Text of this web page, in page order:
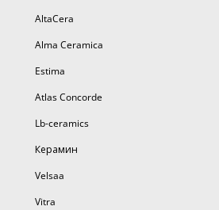
AltaCera
Alma Ceramica
Estima
Atlas Concorde
Lb-ceramics
Керамин
Velsaa
Vitra